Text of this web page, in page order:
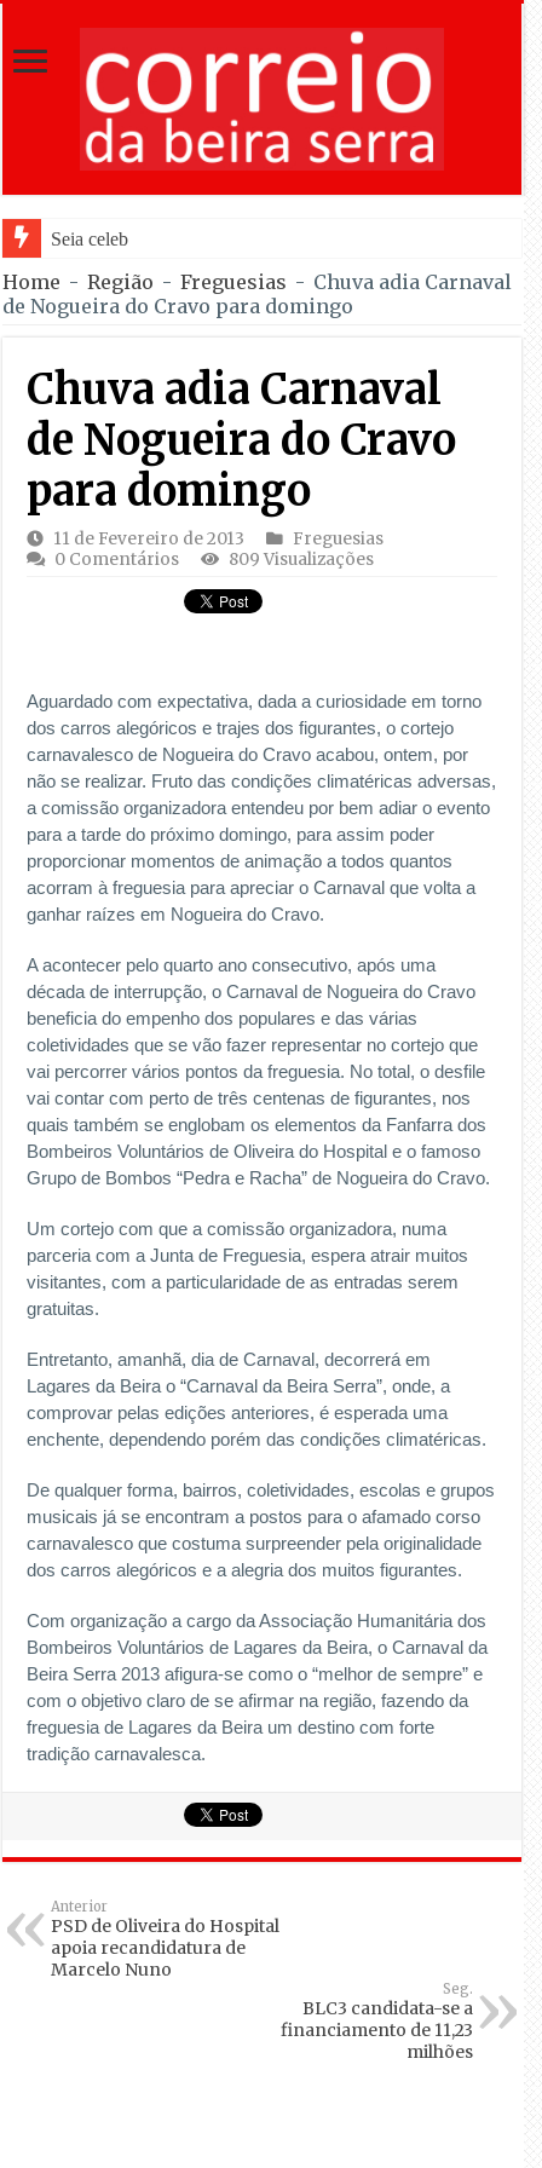
Seia celebra as Festas do Concelho, de
Home - Região - Freguesias - Chuva adia Carnaval
de Nogueira do Cravo para domingo
Chuva adia Carnaval
de Nogueira do Cravo
para domingo
11 de Fevereiro de 2013
Freguesias
0 Comentários
809 Visualizações
Aguardado com expectativa, dada a curiosidade em torno
dos carros alegóricos e trajes dos figurantes, o cortejo
carnavalesco de Nogueira do Cravo acabou, ontem, por
não se realizar. Fruto das condições climatéricas adversas,
a comissão organizadora entendeu por bem adiar o evento
para a tarde do próximo domingo, para assim poder
proporcionar momentos de animação a todos quantos
acorram à freguesia para apreciar o Carnaval que volta a
ganhar raízes em Nogueira do Cravo.
A acontecer pelo quarto ano consecutivo, após uma
década de interrupção, o Carnaval de Nogueira do Cravo
beneficia do empenho dos populares e das várias
coletividades que se vão fazer representar no cortejo que
vai percorrer vários pontos da freguesia. No total, o desfile
vai contar com perto de três centenas de figurantes, nos
quais também se englobam os elementos da Fanfarra dos
Bombeiros Voluntários de Oliveira do Hospital e o famoso
Grupo de Bombos “Pedra e Racha” de Nogueira do Cravo.
Um cortejo com que a comissão organizadora, numa
parceria com a Junta de Freguesia, espera atrair muitos
visitantes, com a particularidade de as entradas serem
gratuitas.
Entretanto, amanhã, dia de Carnaval, decorrerá em
Lagares da Beira o “Carnaval da Beira Serra”, onde, a
comprovar pelas edições anteriores, é esperada uma
enchente, dependendo porém das condições climatéricas.
De qualquer forma, bairros, coletividades, escolas e grupos
musicais já se encontram a postos para o afamado corso
carnavalesco que costuma surpreender pela originalidade
dos carros alegóricos e a alegria dos muitos figurantes.
Com organização a cargo da Associação Humanitária dos
Bombeiros Voluntários de Lagares da Beira, o Carnaval da
Beira Serra 2013 afigura-se como o “melhor de sempre” e
com o objetivo claro de se afirmar na região, fazendo da
freguesia de Lagares da Beira um destino com forte
tradição carnavalesca.
Anterior
PSD de Oliveira do Hospital
apoia recandidatura de
Marcelo Nuno
Seg.
BLC3 candidata-se a
financiamento de 11,23
milhões